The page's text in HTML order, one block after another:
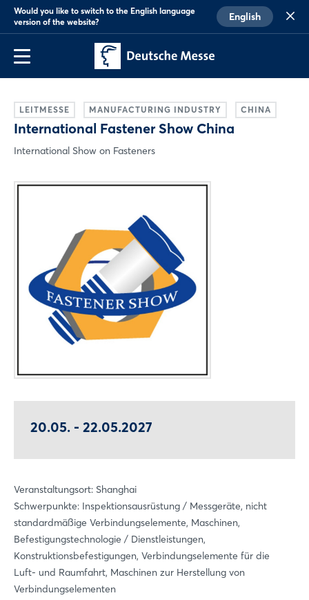
Would you like to switch to the English language
version of the website?
English
LEITMESSE MANUFACTURING INDUSTRY CHINA
International Fastener Show China
International Show on Fasteners
20.05. - 22.05.2027
Veranstaltungsort: Shanghai
Schwerpunkte: Inspektionsausrüstung / Messgeräte, nicht
standardmäßige Verbindungselemente, Maschinen,
Befestigungstechnologie / Dienstleistungen,
Konstruktionsbefestigungen, Verbindungselemente für die
Luft- und Raumfahrt, Maschinen zur Herstellung von
Verbindungselementen